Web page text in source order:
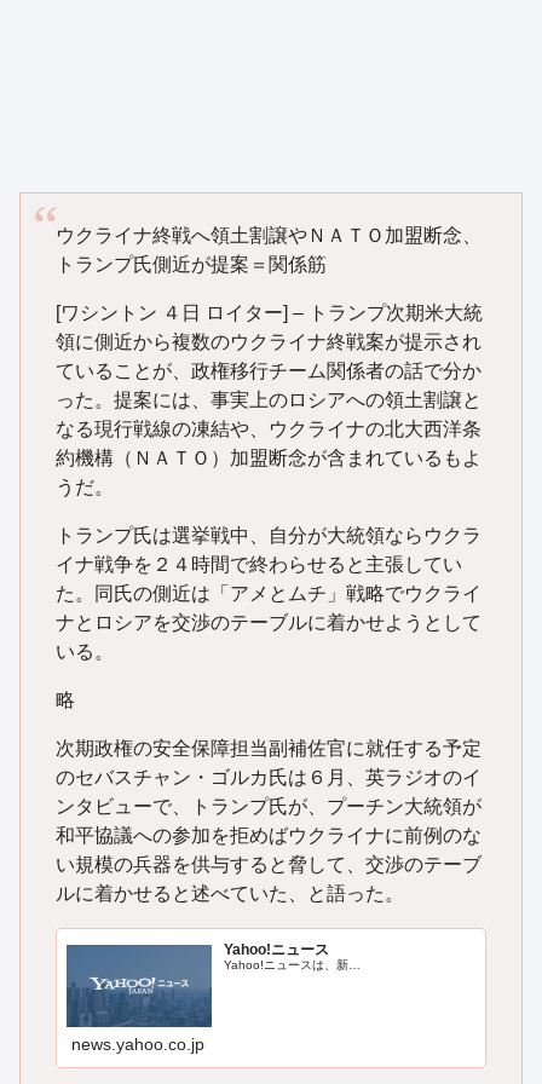
ウクライナ終戦へ領土割譲やＮＡＴＯ加盟断念、
トランプ氏側近が提案＝関係筋
[ワシントン ４日 ロイター] – トランプ次期米大統
領に側近から複数のウクライナ終戦案が提示され
ていることが、政権移行チーム関係者の話で分か
った。提案には、事実上のロシアへの領土割譲と
なる現行戦線の凍結や、ウクライナの北大西洋条
約機構（ＮＡＴＯ）加盟断念が含まれているもよ
うだ。
トランプ氏は選挙戦中、自分が大統領ならウクラ
イナ戦争を２４時間で終わらせると主張してい
た。同氏の側近は「アメとムチ」戦略でウクライ
ナとロシアを交渉のテーブルに着かせようとして
いる。
略
次期政権の安全保障担当副補佐官に就任する予定
のセバスチャン・ゴルカ氏は６月、英ラジオのイ
ンタビューで、トランプ氏が、プーチン大統領が
和平協議への参加を拒めばウクライナに前例のな
い規模の兵器を供与すると脅して、交渉のテーブ
ルに着かせると述べていた、と語った。
Yahoo!ニュース
Yahoo!ニュースは、新…
news.yahoo.co.jp